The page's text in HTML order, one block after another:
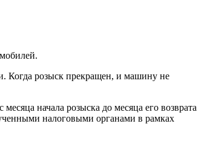
Когда розыск прекращен, и машину не
начала розыска до месяца его возврата
налоговыми органами в рамках